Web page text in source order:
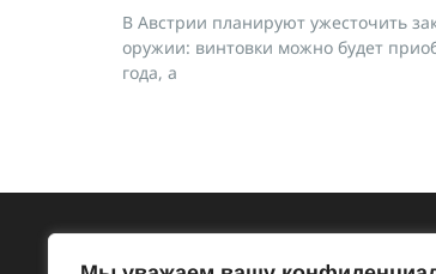
В Австрии планируют ужесточить
оружии: винтовки можно будет
года, а